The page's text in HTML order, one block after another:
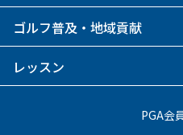
ゴルフ普及・地域貢献
レッスン
PGA会